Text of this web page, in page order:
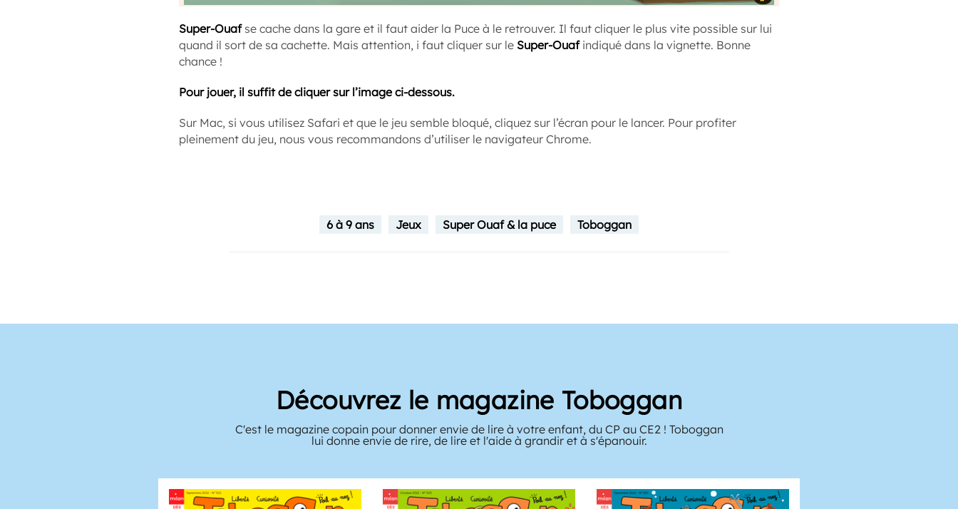
Super-Ouafse cache dans la gare et il faut aider la Puce à le retrouver. Il faut cliquer le plus vite possible sur lui
quand il sort de sa cachette. Mais attention, i faut cliquer sur le Super-Ouafindiqué dans la vignette. Bonne
chance !
Pour jouer, il suffit de cliquer sur l’image ci-dessous.
Sur Mac, si vous utilisez Safari et que le jeu semble bloqué, cliquez sur l’écran pour le lancer. Pour profiter
pleinement du jeu, nous vous recommandons d’utiliser le navigateur Chrome.
6 à 9 ans Jeux Super Ouaf & la puce Toboggan
Découvrez le magazine Toboggan
C'est le magazine copain pour donner envie de lire à votre enfant, du CP au CE2 ! Toboggan
lui donne envie de rire, de lire et l'aide à grandir et à s'épanouir.